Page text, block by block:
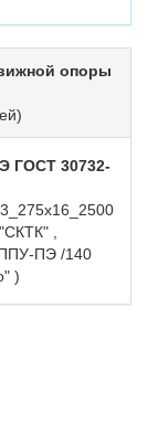
опоры
ГОСТ 30732-
,
ПЭ /140
)